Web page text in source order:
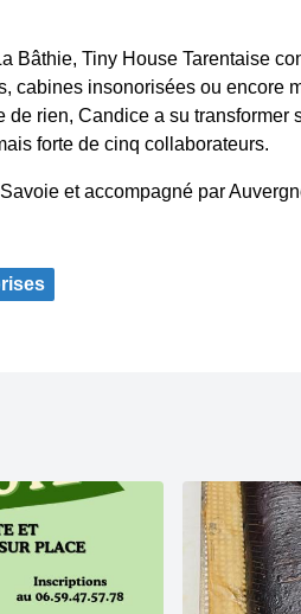
Bâthie, Tiny House Tarentaise
cabines insonorisées ou encore
de rien, Candice a su transformer
forte de cinq collaborateurs.
et accompagné par